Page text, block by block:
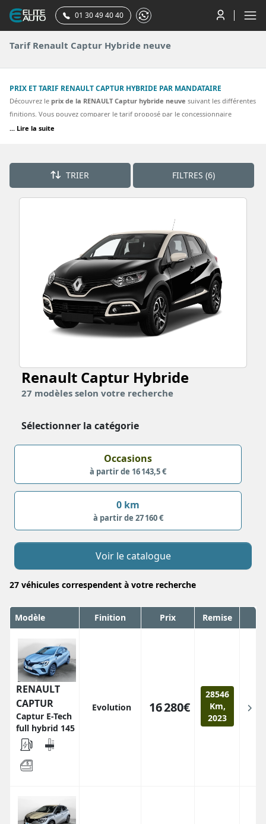
01 30 49 40 40
Tarif Renault Captur Hybride neuve
PRIX ET TARIF RENAULT CAPTUR HYBRIDE PAR MANDATAIRE
Découvrez le prix de la RENAULT Captur hybride neuve suivant les différentes
finitions. Vous pouvez comparer le tarif proposé par le concessionnaire
RENAULT à celui que vous pouvez obtenir en achetant votre renault captur par
hybride E-Tech full hybrid 160 ch Evolution, E-Tech full hybrid 160 ch Techno.
... Lire la suite
TRIER FILTRES (6)
Renault Captur Hybride
27 modèles selon votre recherche
Sélectionner la catégorie
Occasions
à partir de 16 143,5 €
0 km
à partir de 27 160 €
Voir le catalogue
27 véhicules correspendent à votre recherche
Modèle Finition Prix Remise
RENAULT
CAPTUR
Captur E-Tech
full hybrid 145
Evolution 16 280€
28546
Km,
2023